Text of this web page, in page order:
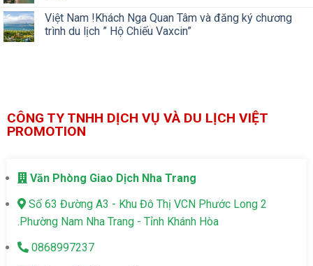
Việt Nam !Khách Nga Quan Tâm và đăng ký chương
trình du lịch ” Hộ Chiếu Vaxcin”
CÔNG TY TNHH DỊCH VỤ VÀ DU LỊCH VIỆT
PROMOTION
Văn Phòng Giao Dịch Nha Trang
Số 63 Đường A3 - Khu Đô Thị VCN Phước Long 2
.Phường Nam Nha Trang - Tỉnh Khánh Hòa
0868997237